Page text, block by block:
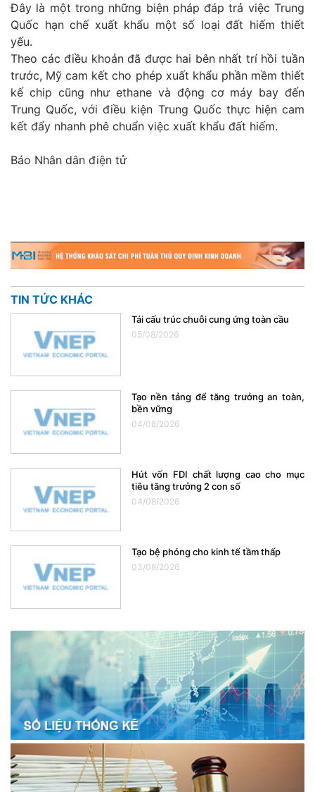
Đây là một trong những biện pháp đáp trả việc Trung
Quốc hạn chế xuất khẩu một số loại đất hiếm thiết
yếu.
Theo các điều khoản đã được hai bên nhất trí hồi tuần
trước, Mỹ cam kết cho phép xuất khẩu phần mềm thiết
kế chip cũng như ethane và động cơ máy bay đến
Trung Quốc, với điều kiện Trung Quốc thực hiện cam
kết đẩy nhanh phê chuẩn việc xuất khẩu đất hiếm.
Báo Nhân dân điện tử
TIN TỨC KHÁC
Tái cấu trúc chuỗi cung ứng toàn cầu
05/08/2026
Tạo nền tảng để tăng trưởng an toàn,
bền vững
04/08/2026
Hút vốn FDI chất lượng cao cho mục
tiêu tăng trưởng 2 con số
04/08/2026
Tạo bệ phóng cho kinh tế tầm thấp
03/08/2026